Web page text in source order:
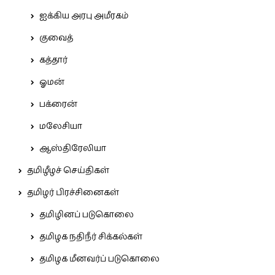
ஐக்கிய அரபு அமீரகம்
குவைத்
கத்தார்
ஓமன்
பக்ரைன்
மலேசியா
ஆஸ்திரேலியா
தமிழீழச் செய்திகள்
தமிழர் பிரச்சினைகள்
தமிழினப் படுகொலை
தமிழக நதிநீர் சிக்கல்கள்
தமிழக மீனவர்ப் படுகொலை